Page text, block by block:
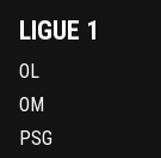
LIGUE 1
OL
OM
PSG